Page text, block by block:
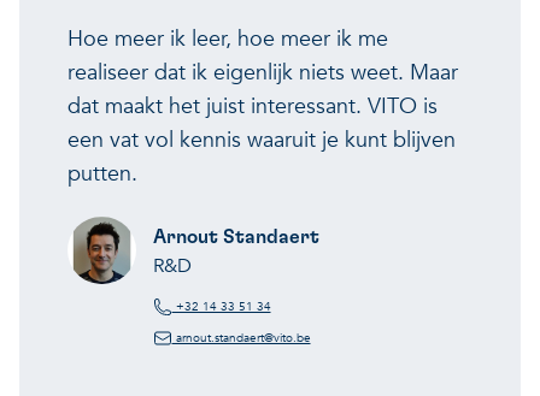
Hoe meer ik leer, hoe meer ik me
realiseer dat ik eigenlijk niets weet. Maar
dat maakt het juist interessant. VITO is
een vat vol kennis waaruit je kunt blijven
putten.
Arnout Standaert
R&D
+32 14 33 51 34
arnout.standaert@vito.be